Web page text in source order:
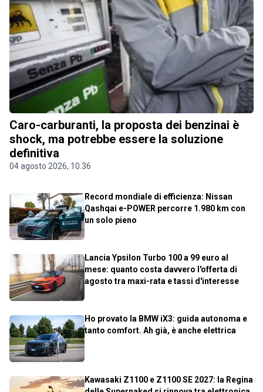
Caro-carburanti, la proposta dei benzinai è
shock, ma potrebbe essere la soluzione
definitiva
04 agosto 2026, 10.36
Record mondiale di efficienza: Nissan
Qashqai e-POWER percorre 1.980 km con
un solo pieno
Lancia Ypsilon Turbo 100 a 99 euro al
mese: quanto costa davvero l'offerta di
agosto tra maxi-rata e tassi d'interesse
Ho provato la BMW iX3: guida autonoma e
tanto comfort. Ah già, è anche elettrica
Kawasaki Z1100 e Z1100 SE 2027: la Regina